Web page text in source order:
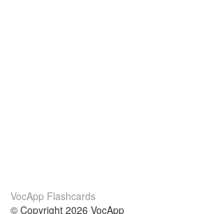
VocApp Flashcards
© Copyright 2026 VocApp